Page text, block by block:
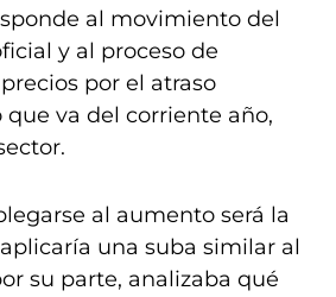
al movimiento del
y al proceso de
por el atraso
va del corriente año,
al aumento será la
una suba similar al
su parte, analizaba qué